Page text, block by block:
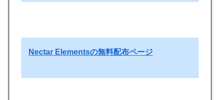
Nectar Elementsの無料配布ページ